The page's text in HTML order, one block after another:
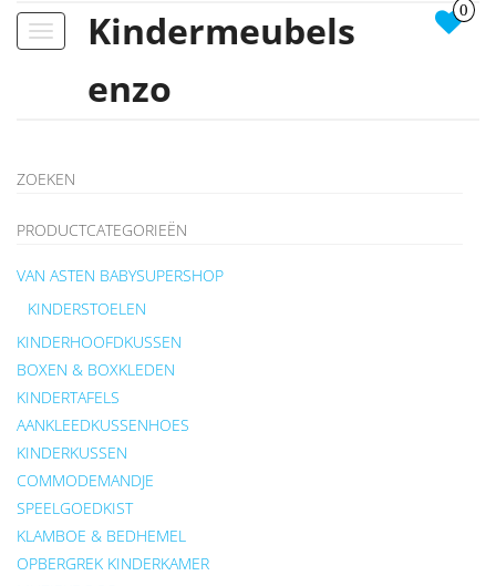
Toggle
Kindermeubels
enzo
0
ZOEKEN
PRODUCTCATEGORIEËN
VAN ASTEN BABYSUPERSHOP
KINDERSTOELEN
KINDERHOOFDKUSSEN
BOXEN & BOXKLEDEN
KINDERTAFELS
AANKLEEDKUSSENHOES
KINDERKUSSEN
COMMODEMANDJE
SPEELGOEDKIST
KLAMBOE & BEDHEMEL
OPBERGREK KINDERKAMER